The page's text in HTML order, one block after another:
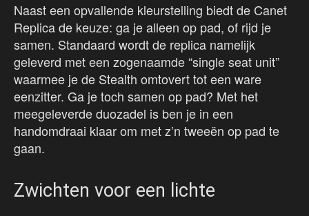
Naast een opvallende kleurstelling biedt de Canet
Replica de keuze: ga je alleen op pad, of rijd je
samen. Standaard wordt de replica namelijk
geleverd met een zogenaamde “single seat unit”
waarmee je de Stealth omtovert tot een ware
eenzitter. Ga je toch samen op pad? Met het
meegeleverde duozadel is ben je in een
handomdraai klaar om met z’n tweeën op pad te
gaan.
Zwichten voor een lichte